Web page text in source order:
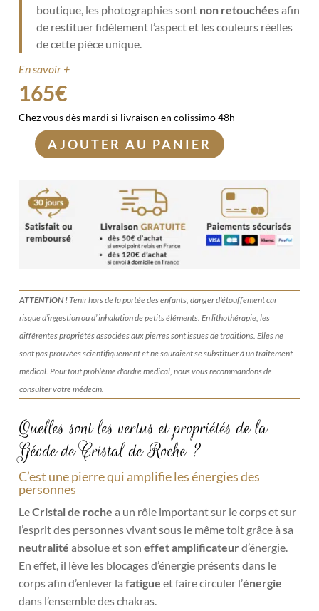
boutique, les photographies sont non retouchéesafin
de restituer fidèlement l’aspect et les couleurs réelles
de cette pièce unique.
En savoir +
165€
Chez vous dès mardi si livraison en colissimo 48h
quantité
Géode
entière
de
Cristal
4,4kg
AJOUTER AU PANIER
ATTENTION !Tenirhors de la portée des enfants, danger d'étouffement car
risque d’ingestion ou d’ inhalation de petits éléments.En lithothérapie, les
différentes propriétés associées aux pierres sont issues de traditions. Elles ne
sont pas prouvées scientifiquement et ne sauraient se substituer à un traitement
médical. Pour tout problème d'ordre médical, nous vous recommandons de
consulter votre médecin.
Quelles sont les vertus et propriétés de la
Géode de Cristal de Roche ?
C’est une pierre qui amplifie les énergies des
personnes
LeCristal de roche a un rôle important sur le corps et sur
l’esprit des personnes vivant sous le même toit grâce à sa
neutralitéabsolue et soneffet amplificateurd’énergie.
En effet, il lève les blocages d’énergie présents dans le
corps afin d’enlever lafatigueet faire circuler l’énergie
dans l’ensemble des chakras.